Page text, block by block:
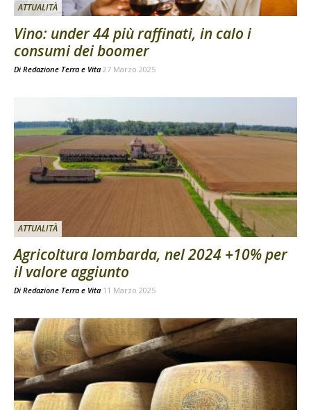
ATTUALITÀ
Vino: under 44 più raffinati, in calo i
consumi dei boomer
Di Redazione Terra e Vita 27 Marzo 2025
ATTUALITÀ
Agricoltura lombarda, nel 2024 +10% per
il valore aggiunto
Di Redazione Terra e Vita 11 Marzo 2025